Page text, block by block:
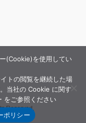
Reserved.
(Cookie)を使用してい
トの閲覧を継続した場
当社の Cookie に関す
をご参照ください
ポリシー